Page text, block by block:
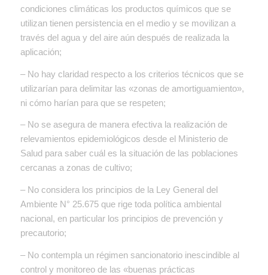
condiciones climáticas los productos químicos que se
utilizan tienen persistencia en el medio y se movilizan a
través del agua y del aire aún después de realizada la
aplicación;
– No hay claridad respecto a los criterios técnicos que se
utilizarían para delimitar las «zonas de amortiguamiento»,
ni cómo harían para que se respeten;
– No se asegura de manera efectiva la realización de
relevamientos epidemiológicos desde el Ministerio de
Salud para saber cuál es la situación de las poblaciones
cercanas a zonas de cultivo;
– No considera los principios de la Ley General del
Ambiente N° 25.675 que rige toda política ambiental
nacional, en particular los principios de prevención y
precautorio;
– No contempla un régimen sancionatorio inescindible al
control y monitoreo de las «buenas prácticas